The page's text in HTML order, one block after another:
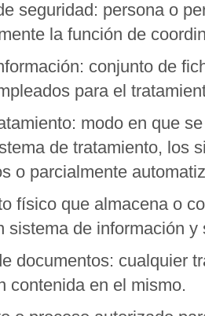
seguridad: persona o
la función de
conjunto de
para el
modo en que
de tratamiento, los
o parcialmente
físico que almacena o
sistema de información
documentos: cualquier
contenida en el mismo.